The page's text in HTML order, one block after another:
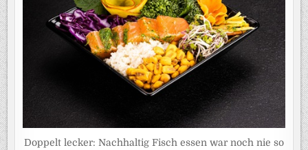
Doppelt lecker: Nachhaltig Fisch essen war noch nie so